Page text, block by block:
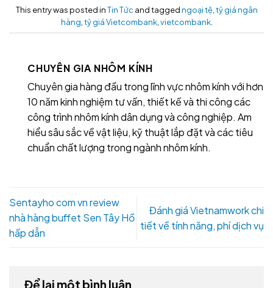
This entry was posted inTin Tức and taggedngoại tệ, tỷ giá ngân
hàng tỷ giá Vietcombank, vietcombank.
CHUYÊN GIA NHÔM KÍNH
Chuyên gia hàng đầu trong lĩnh vực nhôm kính với hơn
10 năm kinh nghiệm tư vấn, thiết kế và thi công các
công trình nhôm kính dân dụng và công nghiệp. Am
hiểu sâu sắc về vật liệu, kỹ thuật lắp đặt và các tiêu
chuẩn chất lượng trong ngành nhôm kính.
Sentayho com vn review
nhà hàng buffet Sen Tây Hồ
hấp dẫn
Đánh giá Vietnamwork chi
tiết về tính năng, phí dịch vụ
Để lại một bình luận